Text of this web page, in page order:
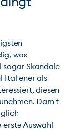
was
sogar Skandale
Italiener als
diesen
Damit
Auswahl